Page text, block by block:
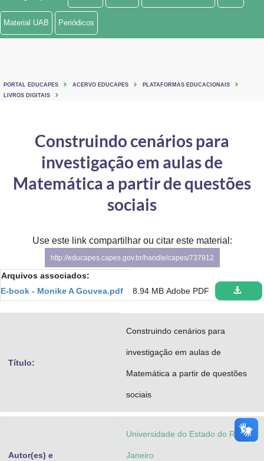
Ministério de Minas e Energia
Ministério do Turismo
Controladoria-Geral da União
Ministério da Mulher, da Família e dos Direitos Humanos
Gabinete de Segurança Institucional
Advocacia-Geral da União
Banco Central do Brasil
Material UAB Periódicos
PORTAL EDUCAPES ACERVO EDUCAPES
PLATAFORMAS EDUCACIONAIS
LIVROS DIGITAIS
Construindo cenários para
investigação em aulas de
Matemática a partir de questões
sociais
Use este link compartilhar ou citar este material:
http://educapes.capes.gov.br/handle/capes/737912
Arquivos associados:
E-book - Monike A Gouvea.pdf
8.94 MB Adobe PDF
Título:
Construindo cenários para
investigação em aulas de
Matemática a partir de questões
sociais
Autor(es) e
Universidade do Estado do Rio de
Janeiro